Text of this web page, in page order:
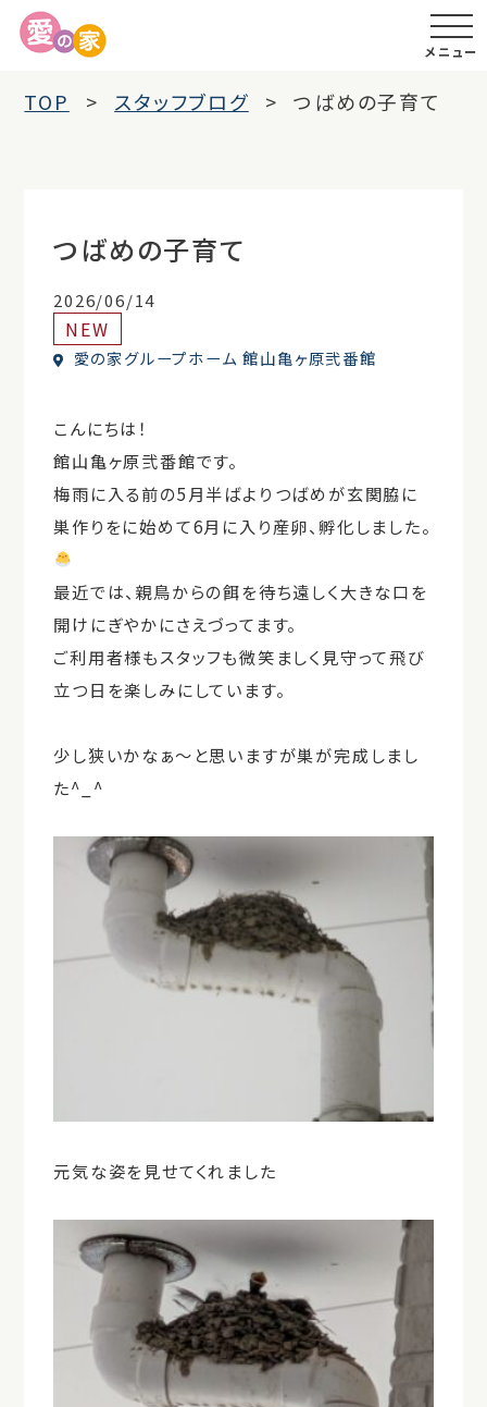
メニュー
TOP スタッフブログ つばめの子育て
つばめの子育て
2026/06/14
NEW
愛の家グループホーム 館山亀ヶ原弐番館
こんにちは！
館山亀ヶ原弐番館です。
梅雨に入る前の5月半ばよりつばめが玄関脇に
巣作りをに始めて6月に入り産卵、孵化しました。
最近では、親鳥からの餌を待ち遠しく大きな口を
開けにぎやかにさえづってます。
ご利用者様もスタッフも微笑ましく見守って飛び
立つ日を楽しみにしています。
少し狭いかなぁ～と思いますが巣が完成しまし
た^_^
元気な姿を見せてくれました